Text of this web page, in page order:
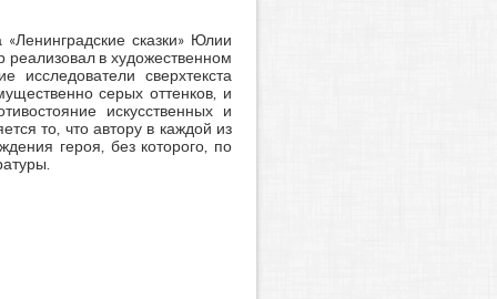
сказки» Юлии
реализовал в художественном
сверхтекста
серых оттенков, и
искусственных и
то, что автору в каждой из
героя, без которого, по